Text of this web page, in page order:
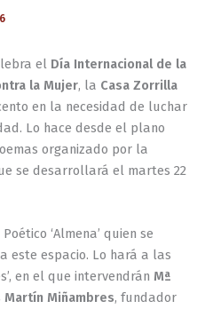
el Día Internacional de la
la Mujer, la Casa Zorrilla
en la necesidad de luchar
Lo hace desde el plano
organizado por la
se desarrollará el martes 22
‘Almena’ quien se
este espacio. Lo hará a las
en el que intervendrán Mª
Martín Miñambres, fundador